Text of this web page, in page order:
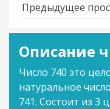
Предыдущее
Описание
Число 740 это
натуральное
741. Состоит из 3